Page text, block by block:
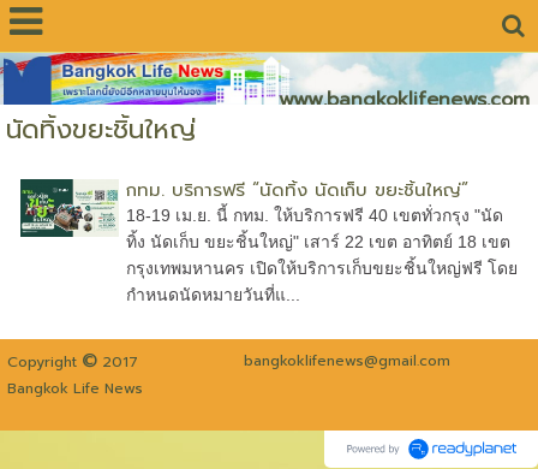
www.bangkoklifenews.com
นัดทิ้งขยะชิ้นใหญ่
กทม. บริการฟรี “นัดทิ้ง นัดเก็บ ขยะชิ้นใหญ่”
18-19 เม.ย. นี้ กทม. ให้บริการฟรี 40 เขตทั่วกรุง "นัด
ทิ้ง นัดเก็บ ขยะชิ้นใหญ่" เสาร์ 22 เขต อาทิตย์ 18 เขต
กรุงเทพมหานคร เปิดให้บริการเก็บขยะชิ้นใหญ่ฟรี โดย
กำหนดนัดหมายวันที่แ...
Copyright © 2017
bangkoklifenews@gmail.com
Bangkok Life News